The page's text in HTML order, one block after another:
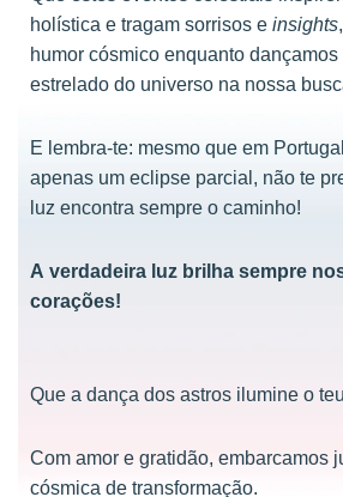
holística e tragam sorrisos e insights
humor cósmico enquanto
estrelado do universo na nossa
E lembra-te: mesmo que em
apenas um eclipse parcial, não te
luz encontra sempre o caminho!
A verdadeira luz brilha sempre
corações!
Que a dança dos astros ilumine o
Com amor e gratidão, embarcamos
cósmica de transformação.